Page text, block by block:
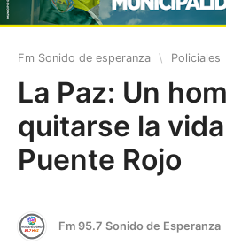
Fm Sonido de esperanza \ Policiales
La Paz: Un
quitarse la
Puente Rojo
Fm 95.7 Sonido de Esperanza